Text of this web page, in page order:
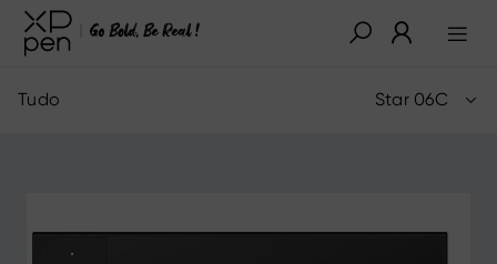
Tudo Star 06C